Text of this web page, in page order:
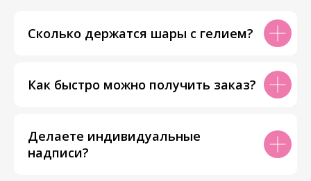
Сколько держатся шары с гелием?
Как быстро можно получить заказ?
Делаете индивидуальные
надписи?